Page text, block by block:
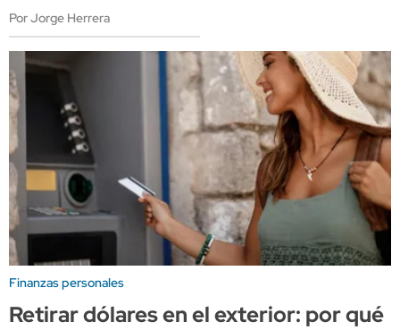
Por Jorge Herrera
Finanzas personales
Retirar dólares en el exterior: por qué